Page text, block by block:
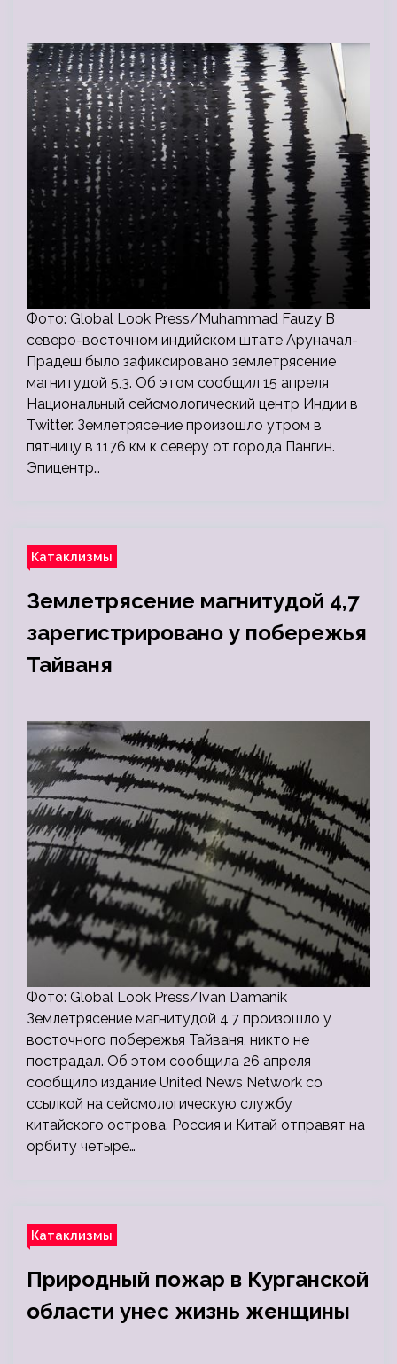
Фото: Global Look Press/Muhammad Fauzy В
северо-восточном индийском штате Аруначал-
Прадеш было зафиксировано землетрясение
магнитудой 5,3. Об этом сообщил 15 апреля
Национальный сейсмологический центр Индии в
Twitter. Землетрясение произошло утром в
пятницу в 1176 км к северу от города Пангин.
Эпицентр…
Катаклизмы
Землетрясение магнитудой 4,7
зарегистрировано у побережья
Тайваня
Фото: Global Look Press/Ivan Damanik
Землетрясение магнитудой 4,7 произошло у
восточного побережья Тайваня, никто не
пострадал. Об этом сообщила 26 апреля
сообщило издание United News Network со
ссылкой на сейсмологическую службу
китайского острова. Россия и Китай отправят на
орбиту четыре…
Катаклизмы
Природный пожар в Курганской
области унес жизнь женщины